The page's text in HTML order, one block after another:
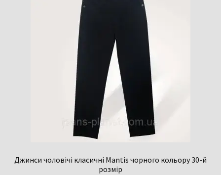
Джинси чоловічі класичні Mantis чорного кольору 30-й
розмір